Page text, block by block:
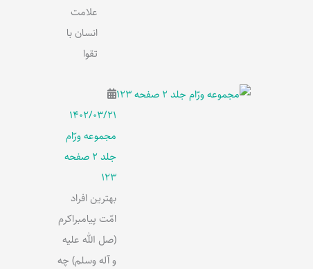
علامت
انسان با
تقوا
۱۴۰۲/۰۳/۲۱
مجموعه ورّام
جلد 2 صفحه
123
بهترین افراد
امّت پیامبراکرم
(صل الله علیه
و آله وسلم) چه